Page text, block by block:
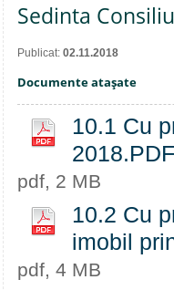
Sedinta
Publicat: 02.11.2018
Documente ataşate
10.1 Cu
2018.PDF
pdf, 2 MB
10.2 Cu
imobil
pdf, 4 MB